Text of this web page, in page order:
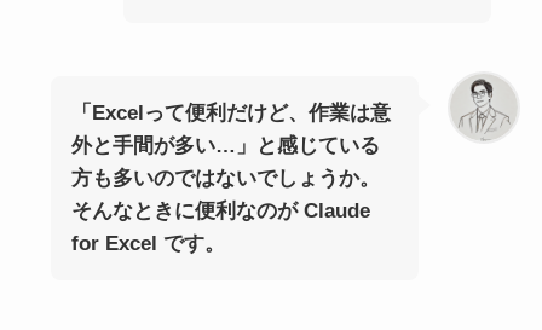
「Excelって便利だけど、作業は意
外と手間が多い…」と感じている
方も多いのではないでしょうか。
そんなときに便利なのが Claude
for Excel です。